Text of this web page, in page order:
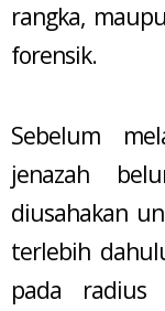
rangka,
forensik.
Sebelum
jenazah
diusahakan
terlebih
pada